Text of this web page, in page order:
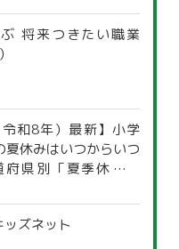
将来つきたい職業
令和8年）最新】小学
夏休みはいつからいつ
県別「夏季休暇一
ズネット